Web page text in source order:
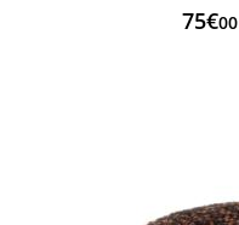
75€00